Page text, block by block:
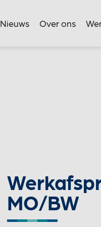
Nieuws Over ons
MO/BW